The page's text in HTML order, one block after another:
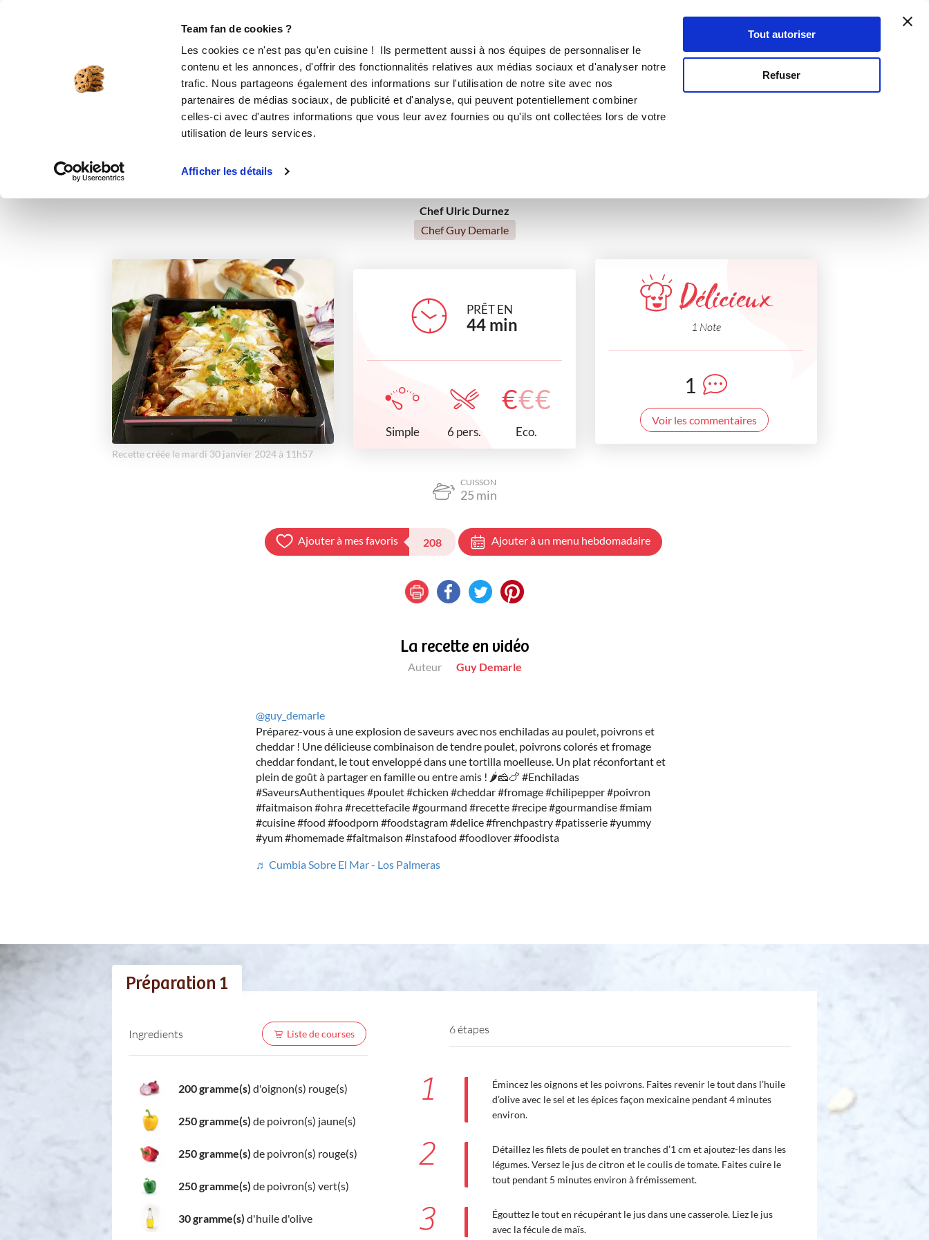
Team fan de cookies ?
Les cookies ce n'est pas qu'en cuisine ! Ils permettent aussi à nos équipes de personnaliser le
contenu et les annonces, d'offrir des fonctionnalités relatives aux médias sociaux et d'analyser notre
trafic. Nous partageons également des informations sur l'utilisation de notre site avec nos
partenaires de médias sociaux, de publicité et d'analyse, qui peuvent potentiellement combiner
celles-ci avec d'autres informations que vous leur avez fournies ou qu'ils ont collectées lors de votre
utilisation de leurs services.
Afficher les détails
Tout autoriser
Refuser
Se connecter
Enchiladas au poulet, poivrons et Cheddar
PAR GUY DEMARLE !
plats Cuisine du monde
Chef Ulric Durnez
Chef Guy Demarle
Recette créée le mardi 30 janvier 2024 à 11h57
PRÊT EN
44 min
Simple 6 pers.
€€€
Eco.
Délicieux
1 Note
1
Voir les commentaires
CUISSON
25 min
Ajouter à mes favoris 208 Ajouter à un menu hebdomadaire
La recette en vidéo
Auteur Guy Demarle
@guy_demarle
Préparez-vous à une explosion de saveurs avec nos enchiladas au poulet, poivrons et
cheddar ! Une délicieuse combinaison de tendre poulet, poivrons colorés et fromage
cheddar fondant, le tout enveloppé dans une tortilla moelleuse. Un plat réconfortant et
plein de goût à partager en famille ou entre amis ! 🌶️🧀🍗 #Enchiladas
#SaveursAuthentiques #poulet #chicken #cheddar #fromage #chilipepper #poivron
#faitmaison #ohra #recettefacile #gourmand #recette #recipe #gourmandise #miam
#cuisine #food #foodporn #foodstagram #delice #frenchpastry #patisserie #yummy
#yum #homemade #faitmaison #instafood #foodlover #foodista
♬ Cumbia Sobre El Mar - Los Palmeras
Préparation 1
Ingredients Liste de courses
200 gramme(s) d'oignon(s) rouge(s)
250 gramme(s) de poivron(s) jaune(s)
250 gramme(s) de poivron(s) rouge(s)
250 gramme(s) de poivron(s) vert(s)
30 gramme(s) d'huile d'olive
6 étapes
1
Émincez les oignons et les poivrons. Faites revenir le tout dans l’huile
d’olive avec le sel et les épices façon mexicaine pendant 4 minutes
environ.
2
Détaillez les filets de poulet en tranches d’1 cm et ajoutez-les dans les
légumes. Versez le jus de citron et le coulis de tomate. Faites cuire le
tout pendant 5 minutes environ à frémissement.
3
Égouttez le tout en récupérant le jus dans une casserole. Liez le jus
avec la fécule de maïs.